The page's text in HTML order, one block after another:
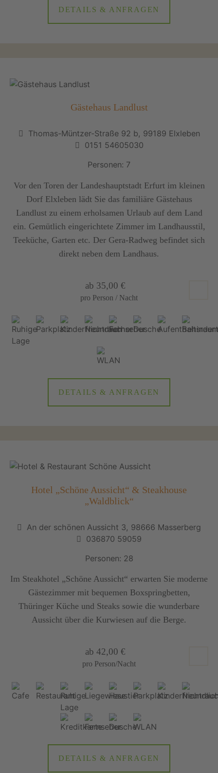
DETAILS & ANFRAGEN
Gästehaus Landlust
Thomas-Müntzer-Straße 92 b, 99189 Elxleben
0151 54605030
Personen: 7
Vor den Toren der Landeshauptstadt Erfurt im kleinen
Dorf Elxleben lädt Sie das familiäre Gästehaus
Landlust zu einem erholsamen Urlaub auf dem Land
ein. Gemütlich eingerichtete Zimmer im Landhausstil,
Teeküche, Garten etc. Der Gera-Radweg befindet sich
direkt neben dem Landhaus.
ab 35,00 €
pro Person / Nacht
DETAILS & ANFRAGEN
Hotel „Schöne Aussicht“ & Steakhouse
„Waldblick“
An der schönen Aussicht 3, 98666 Masserberg
036870 59059
Personen: 28
Im Steakhotel „Schöne Aussicht“ erwarten Sie moderne
Gästezimmer mit bequemen Boxspringbetten,
Thüringer Küche und Steaks sowie die wunderbare
Aussicht über die Kurwiesen auf die Berge.
ab 42,00 €
pro Person/Nacht
DETAILS & ANFRAGEN